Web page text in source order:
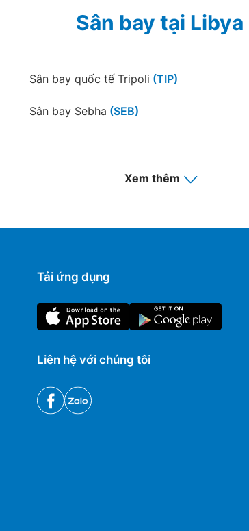
Sân bay tại Libya
Sân bay quốc tế Tripoli (TIP)
Sân bay Sebha (SEB)
Xem thêm
Tải ứng dụng
Liên hệ với chúng tôi